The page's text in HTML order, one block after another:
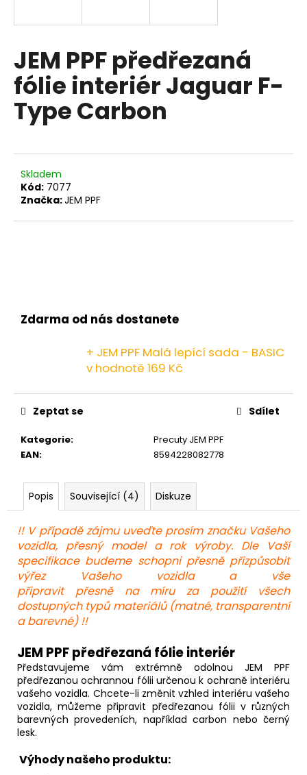
JEM PPF předřezaná
fólie interiér Jaguar F-
Type Carbon
Skladem
Kód: 7077
Značka:JEM PPF
Zdarma od nás dostanete
+ JEM PPF Malá lepící sada - BASIC
v hodnotě 169 Kč
Kategorie:
Precuty JEM PPF
EAN: 8594228082778
Zeptat se Sdílet
Popis Související (4) Diskuze
!! V případě zájmu uveďte prosím značku Vašeho
vozidla, přesný model a rok výroby. Dle Vaší
specifikace budeme schopni přesně přizpůsobit
výřez Vašeho vozidla a vše
připravit přesně na míru za použití všech
dostupných typů materiálů (matné, transparentní
a barevné) !!
JEM PPF předřezaná fólie interiér
Představujeme vám extrémně odolnou JEM PPF
předřezanou ochrannou fólii určenou k ochraně interiéru
vašeho vozidla. Chcete-li změnit vzhled interiéru vašeho
vozidla, můžeme připravit předřezanou fólii v různých
barevných provedeních, například carbon nebo černý
lesk.
Výhody našeho produktu:
t
?
HLEDAT
D
u